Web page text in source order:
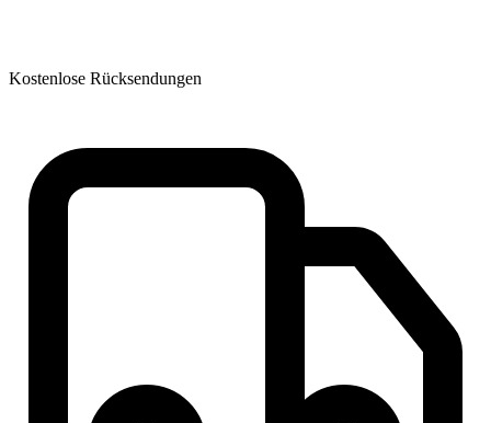
Kostenlose Rücksendungen